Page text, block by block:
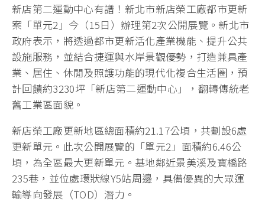
新店第二運動中心有譜！新北市新店榮工廠都市更新
案「單元2」今（15日）辦理第2次公開展覽。新北市
政府表示，將透過都市更新活化產業機能、提升公共
設施服務，並結合捷運與水岸景觀優勢，打造兼具產
業、居住、休閒及照護功能的現代化複合生活圈，預
計回饋約3230坪「新店第二運動中心」，翻轉傳統老
舊工業區面貌。
新店榮工廠更新地區總面積約21.17公頃，共劃設6處
更新單元。此次公開展覽的「單元2」面積約6.46公
頃，為全區最大更新單元。基地鄰近景美溪及寶橋路
235巷，並位處環狀線Y5站周邊，具備優異的大眾運
輸導向發展（TOD）潛力。